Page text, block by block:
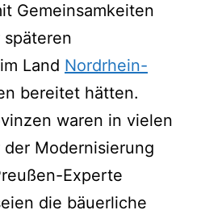
Gemeinsamkeiten
Land Nordrhein-
bereitet hätten.
waren in vielen
Modernisierung
Experte
die bäuerliche